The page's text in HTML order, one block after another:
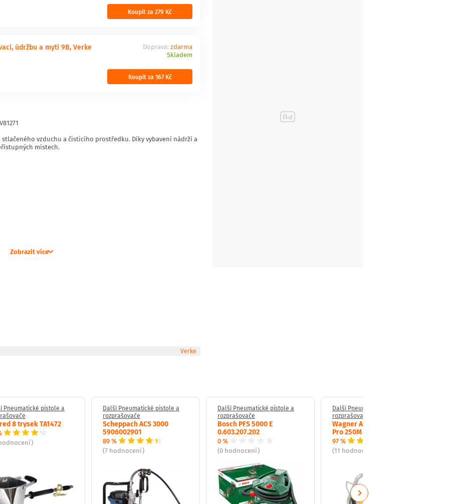
Koupit za 279 Kč
údržbu a mytí 9B, Verke Doprava: zdarma
Skladem
Koupit za 167 Kč
vzduchu a čisticího prostředku. Díky vybavení nádrží a
místech.
Zobrazit více
Verke
Pneumatické pistole a
8 trysek TA1472
Další Pneumatické pistole a
rozprašovače
Scheppach ACS 3000
5906002901
89 %
(7 hodnocení)
Další Pneumatické pistole a
rozprašovače
Bosch PFS 5000 E
0.603.207.202
0 %
(0 hodnocení)
Další Pneumatické pistole a
rozprašovače
Wagner Airless Control
Pro 250M 2371053
97 %
(11 hodnocení)
Next